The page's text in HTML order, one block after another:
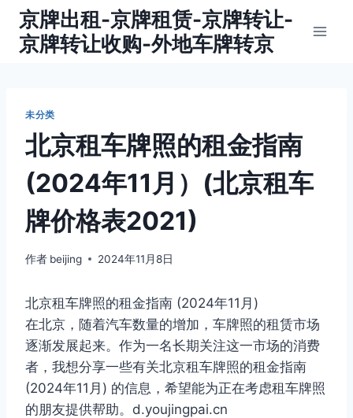
京牌出租-京牌租赁-京牌转让-
京牌转让收购-外地车牌转京
未分类
北京租车牌照的租金指南
(2024年11月）(北京租车
牌价格表2021)
作者 beijing 2024年11月8日
北京租车牌照的租金指南 (2024年11月)
在北京，随着汽车数量的增加，车牌照的租赁市场
逐渐发展起来。作为一名长期关注这一市场的消费
者，我想分享一些有关北京租车牌照的租金指南
(2024年11月) 的信息，希望能为正在考虑租车牌照
的朋友提供帮助。d.youjingpai.cn